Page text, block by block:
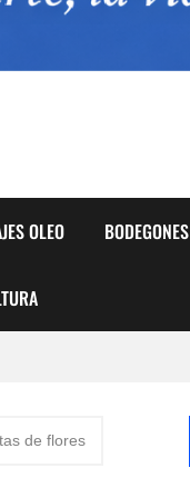
OLEO BODEGONES
de flores